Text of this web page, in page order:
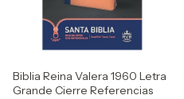
Biblia Reina Valera 1960 Letra
Grande Cierre Referencias